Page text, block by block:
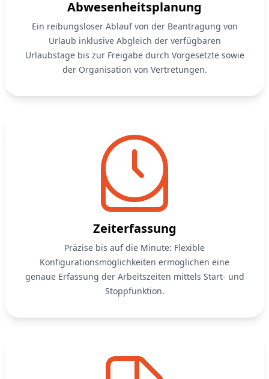
Abwesenheitsplanung
Ein reibungsloser Ablauf von der Beantragung von
Urlaub inklusive Abgleich der verfügbaren
Urlaubstage bis zur Freigabe durch Vorgesetzte sowie
der Organisation von Vertretungen.
Zeiterfassung
Präzise bis auf die Minute: Flexible
Konfigurationsmöglichkeiten ermöglichen eine
genaue Erfassung der Arbeitszeiten mittels Start- und
Stoppfunktion.